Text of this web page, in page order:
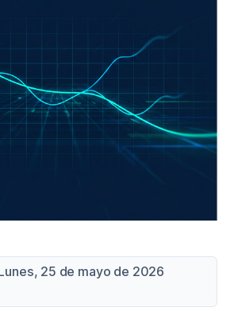
25 de mayo de 2026